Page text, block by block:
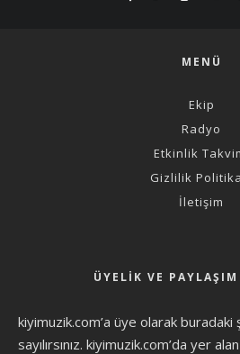
MENÜ
Ekip
Radyo
Etkinlik
Gizlilik
İletişim
ÜYELIK VE
kiyimuzik.com’a üye olarak buradaki
sayılırsınız. kiyimuzik.com’da yer